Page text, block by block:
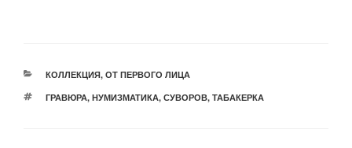
РУБРИКИ
КОЛЛЕКЦИЯ, ОТ ПЕРВОГО ЛИЦА
МЕТКИ
ГРАВЮРА, НУМИЗМАТИКА, СУВОРОВ, ТАБАКЕРКА